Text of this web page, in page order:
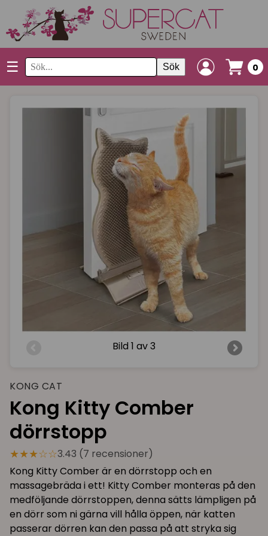
☰ Sök 0
Bild 1 av 3
KONG CAT
Kong Kitty Comber
dörrstopp
★★★☆☆3.43 (7 recensioner)
Kong Kitty Comber är en dörrstopp och en
massagebräda i ett! Kitty Comber monteras på den
medföljande dörrstoppen, denna sätts lämpligen på
en dörr som ni gärna vill hålla öppen, när katten
passerar dörren kan den passa på att stryka sig